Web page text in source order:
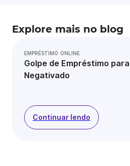
Explore mais no blog
EMPRÉSTIMO ONLINE
Golpe de Empréstimo para
Negativado
Continuar lendo